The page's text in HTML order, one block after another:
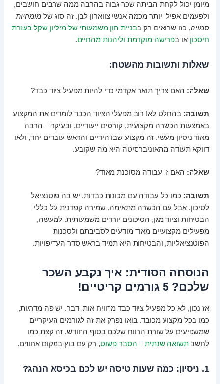
מיומן יכול לקחת הביתה שכר גבוה בהרבה ממה שרבים חושבים,
ולפעמים אפילו יותר מכמה אנשי צווארון לבן. זה סוג שלמומחיות
סמויה, כזו שרואים רק בבניית הון משמעותי של מיליון שקל בעזרת
חיסכון או בפרישה מוקדמת וליהנות מהחיים.
שאלות ותשובות מהשטח:
שאלה: האם צריך תואר אקדמי כדי להיות מפעיל ציוד כבד?
תשובה: בהחלט לא! רוב מפעלי הציוד הכבד לומדים את המקצוע
באמצעות הכשרה מקצועית, קורסים ייעודיים, ובעיקר – הרבה
מאוד ניסיון מעשי. זה מקצוע שבו הידיים והראש עובדים יחד, ולאו
דווקא תעודה מהאוניברסיטה היא מה שקובע.
שאלה: האם זו עבודה מסוכנת מאוד?
תשובה: כמו כל עבודה עם מכונות כבדות, יש בה פוטנציאל
לסיכון. אבל עם הכשרה מתאימה, שמירה קפדנית על כללי
הבטיחות וציוד מגן, הסיכונים יורדים משמעותית. למעשה,
מפעילים מקצועיים מאוד מודעים לסביבתם ולסכנות
הפוטנציאליות, והבטיחות היא תמיד בראש סדר העדיפויות.
הנוסחה הסודית: איך נקבע השכר
שלכם? 5 גורמים קריטיים!
אז נכון, לא כל מפעיל ציוד כבד מרוויח אותו דבר. יש פה מדרגות,
כמו בכל מקצוע מכובד. בואו נפרק את זה לגורמים העיקריים
שמשפיעים על שורת הרווח שלכם בסוף החודש. זה קצת כמו
לחשבתשואה שנתית – הסבר פשוט, רק עם בוץ במקום אחוזים.
1. ניסיון: כמה שעות טיסה יש לכם בכיסא הנהג?